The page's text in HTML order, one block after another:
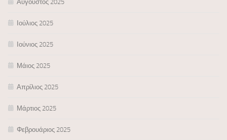
Αύγουστος 2025
Ιούλιος 2025
Ιούνιος 2025
Μάιος 2025
Απρίλιος 2025
Μάρτιος 2025
Φεβρουάριος 2025